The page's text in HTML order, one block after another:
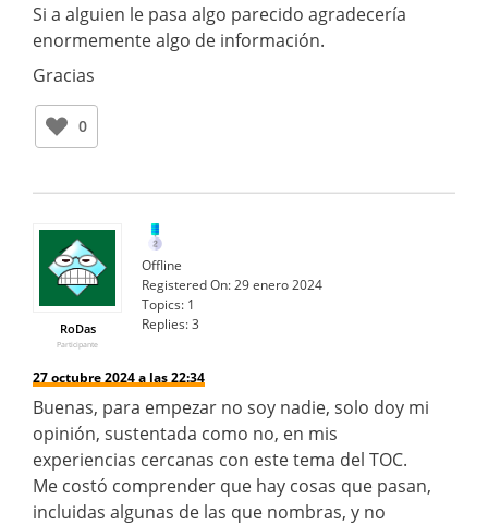
Si a alguien le pasa algo parecido agradecería
enormemente algo de información.
Gracias
0
RoDas
Participante
Offline
Registered On:29 enero 2024
Topics: 1
Replies:3
27 octubre 2024 a las 22:34
Buenas, para empezar no soy nadie, solo doy mi
opinión, sustentada como no, en mis
experiencias cercanas con este tema del TOC.
Me costó comprender que hay cosas que pasan,
incluidas algunas de las que nombras, y no